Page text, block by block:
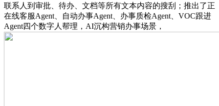
联系人到审批、待办、文档等所有文本内容的搜刮；推出了正
在线客服Agent、自动办事Agent、办事质检Agent、VOC跟进
Agent四个数字人帮理，AI沉构营销办事场景，